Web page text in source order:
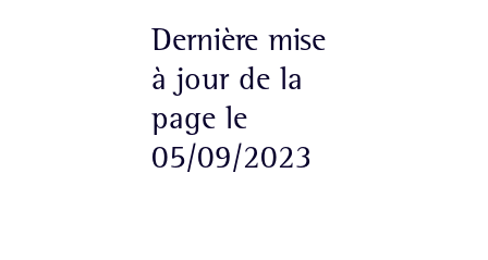
Dernière mise
à jour de la
page le
05/09/2023